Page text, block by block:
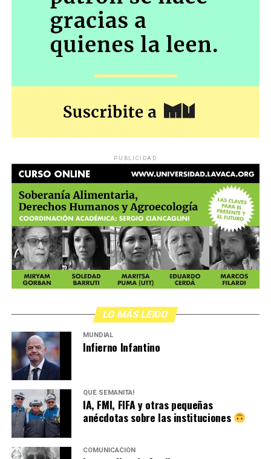
PUBLICIDAD
LO MÁS LEIDO
MUNDIAL
Infierno Infantino
QUÉ SEMANITA!
IA, FMI, FIFA y otras pequeñas
anécdotas sobre las instituciones
COMUNICACIÓN